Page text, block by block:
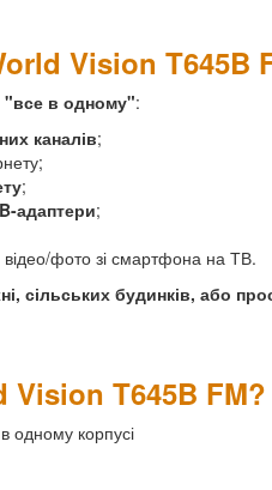
Vision T645B
"все в одному":
каналів;
;
адаптери;
фото зі смартфона на ТВ.
сільських будинків, або
Vision T645B FM?
одному корпусі